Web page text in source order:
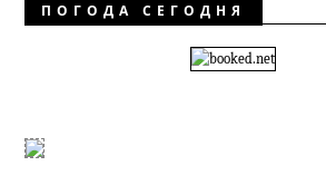
ПОГОДА СЕГОДНЯ